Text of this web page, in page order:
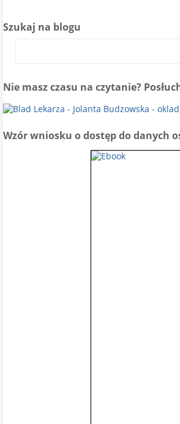
Szukaj na blogu
Nie masz czasu na czytanie?
Wzór wniosku o dostęp do danych